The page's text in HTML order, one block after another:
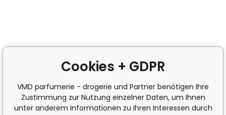
Cookies + GDPR
VMD parfumerie - drogerie und Partner benötigen Ihre
Zustimmung zur Nutzung einzelner Daten, um Ihnen
unter anderem Informationen zu Ihren Interessen durch